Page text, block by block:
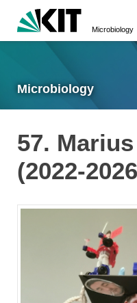
Microbiology
Microbiology
57.
(2022-